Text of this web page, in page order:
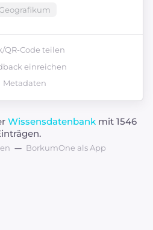
Geografikum
QR-Code teilen
einreichen
Metadaten
Wissensdatenbank mit 1546
BorkumOne als App